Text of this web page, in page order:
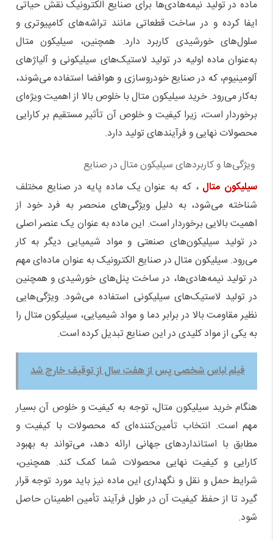
ماده در تولید نیمه‌هادی‌ها برای صنایع الکترونیک نقش حیاتی
ایفا کرده و در ساخت قطعاتی مانند تراشه‌های کامپیوتری و
سلول‌های خورشیدی کاربرد دارد. همچنین، سیلیکون متال
به‌عنوان ماده اولیه در تولید لاستیک‌های سیلیکونی و آلیاژهای
آلومینیوم، که در صنایع خودروسازی و هوافضا استفاده می‌شوند،
به‌کار می‌رود. خرید سیلیکون متال با خلوص بالا از اهمیت ویژه‌ای
برخوردار است، زیرا کیفیت و خلوص آن تأثیر مستقیم بر کارایی
محصولات نهایی و فرآیندهای تولید دارد.
ویژگی‌ها و کاربردهای سیلیکون متال در صنایع
سیلیکون متال ، که به عنوان یک ماده پایه در صنایع مختلف
شناخته می‌شود، به دلیل ویژگی‌های منحصر به فرد خود از
اهمیت بالایی برخوردار است. این ماده به عنوان یک عنصر اصلی
در تولید سیلیکون‌های صنعتی و مواد شیمیایی دیگر به کار
می‌رود. سیلیکون متال در صنایع الکترونیک به عنوان ماده‌ای مهم
در تولید نیمه‌هادی‌ها، در ساخت پنل‌های خورشیدی و همچنین
در تولید لاستیک‌های سیلیکونی استفاده می‌شود. ویژگی‌هایی
نظیر مقاومت بالا در برابر دما و مواد شیمیایی، سیلیکون متال را
به یکی از مواد کلیدی در این صنایع تبدیل کرده است.
فیلم لباس شخصی پس از هفت سال از توقیف خارج شد
هنگام خرید سیلیکون متال، توجه به کیفیت و خلوص آن بسیار
مهم است. انتخاب تأمین‌کننده‌ای که محصولات با کیفیت و
مطابق با استانداردهای جهانی ارائه دهد، می‌تواند به بهبود
کارایی و کیفیت نهایی محصولات شما کمک کند. همچنین،
شرایط حمل و نقل و نگهداری این ماده نیز باید مورد توجه قرار
گیرد تا از حفظ کیفیت آن در طول فرآیند تأمین اطمینان حاصل
شود.